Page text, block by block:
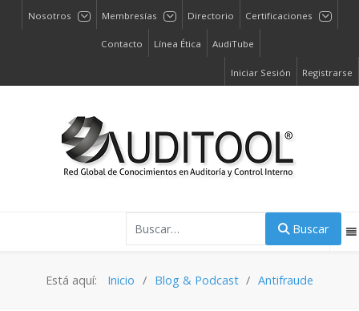
Nosotros Membresías Directorio Certificaciones
Contacto Línea Ética AudiTube
Iniciar Sesión Registrarse
Buscar
Está aquí: Inicio Blog & Podcast Antifraude